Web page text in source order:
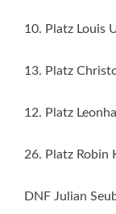
10. Platz Louis
13. Platz
12. Platz
26. Platz Robin
DNF Julian